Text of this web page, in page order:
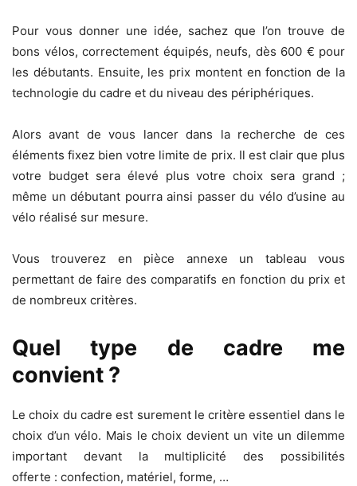
Pour vous donner une idée, sachez que l’on trouve de
bons vélos, correctement équipés, neufs, dès 600 € pour
les débutants. Ensuite, les prix montent en fonction de la
technologie du cadre et du niveau des périphériques.
Alors avant de vous lancer dans la recherche de ces
éléments fixez bien votre limite de prix. Il est clair que plus
votre budget sera élevé plus votre choix sera grand ;
même un débutant pourra ainsi passer du vélo d’usine au
vélo réalisé sur mesure.
Vous trouverez en pièce annexe un tableau vous
permettant de faire des comparatifs en fonction du prix et
de nombreux critères.
Quel type de cadre me
convient ?
Le choix du cadre est surement le critère essentiel dans le
choix d’un vélo. Mais le choix devient un vite un dilemme
important devant la multiplicité des possibilités
offerte : confection, matériel, forme, …